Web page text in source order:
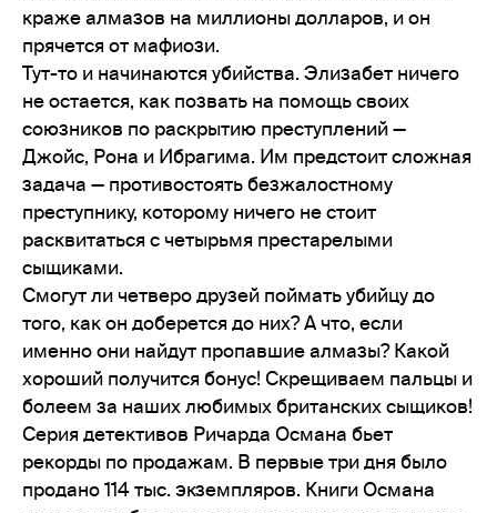
краже алмазов на миллионы долларов, и он
прячется от мафиози.
Тут-то и начинаются убийства. Элизабет ничего
не остается, как позвать на помощь своих
союзников по раскрытию преступлений —
Джойс, Рона и Ибрагима. Им предстоит сложная
задача — противостоять безжалостному
преступнику, которому ничего не стоит
расквитаться с четырьмя престарелыми
сыщиками.
Смогут ли четверо друзей поймать убийцу до
того, как он доберется до них? А что, если
именно они найдут пропавшие алмазы? Какой
хороший получится бонус! Скрещиваем пальцы и
болеем за наших любимых британских сыщиков!
Серия детективов Ричарда Османа бьет
рекорды по продажам. В первые три дня было
продано 114 тыс. экземпляров. Книги Османа